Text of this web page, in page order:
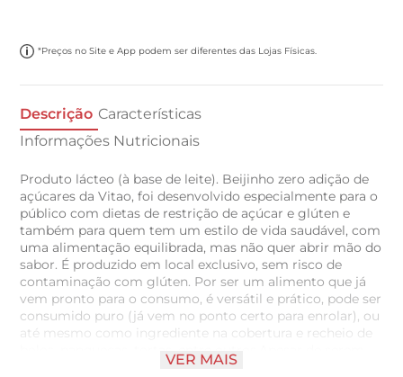
*Preços no Site e App podem ser diferentes das Lojas Físicas.
Descrição Características
Informações Nutricionais
Produto lácteo (à base de leite). Beijinho zero adição de
açúcares da Vitao, foi desenvolvido especialmente para o
público com dietas de restrição de açúcar e glúten e
também para quem tem um estilo de vida saudável, com
uma alimentação equilibrada, mas não quer abrir mão do
sabor. É produzido em local exclusivo, sem risco de
contaminação com glúten. Por ser um alimento que já
vem pronto para o consumo, é versátil e prático, pode ser
consumido puro (já vem no ponto certo para enrolar), ou
até mesmo como ingrediente na cobertura e recheio de
bolos, panquecas, tortas, entre outros.Apesar de serem
zero adição de açúcares*, não apresenta gosto residual de
VER MAIS